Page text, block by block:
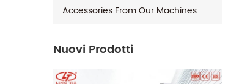
Accessories From Our Machines
Nuovi Prodotti